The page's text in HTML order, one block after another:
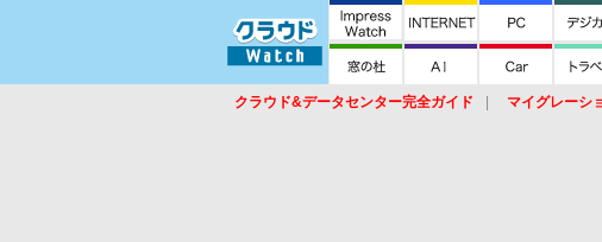
クラウド&データセンター完全ガイド マイグレーシ